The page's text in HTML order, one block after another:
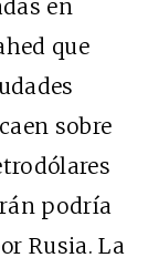
en
que
sobre
podría
Rusia. La